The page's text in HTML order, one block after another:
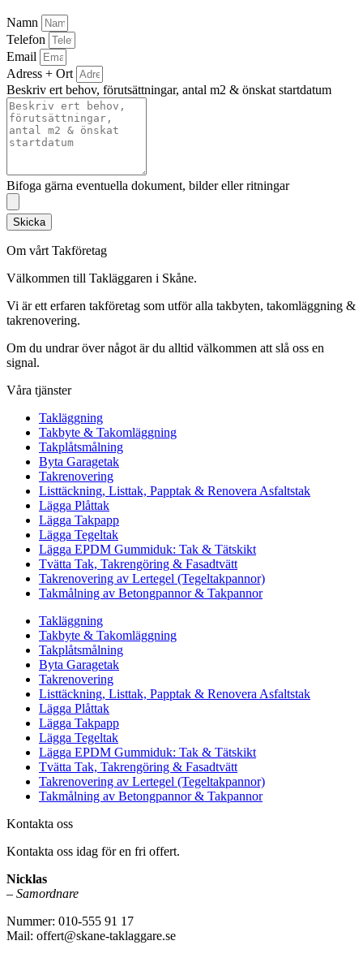
Namn
Telefon
Email
Adress + Ort
Beskriv ert behov, förutsättningar, antal m2 & önskat startdatum
Bifoga gärna eventuella dokument, bilder eller ritningar
Skicka
Om vårt Takföretag
Välkommen till Takläggaren i Skåne.
Vi är ett erfaren takföretag som utför alla takbyten, takomläggning &
takrenovering.
Om du undrar över något är du alltid välkommen att slå oss en
signal.
Våra tjänster
Takläggning
Takbyte & Takomläggning
Takplåtsmålning
Byta Garagetak
Takrenovering
Listtäckning, Listtak, Papptak & Renovera Asfaltstak
Lägga Plåttak
Lägga Takpapp
Lägga Tegeltak
Lägga EPDM Gummiduk: Tak & Tätskikt
Tvätta Tak, Takrengöring & Fasadtvätt
Takrenovering av Lertegel (Tegeltakpannor)
Takmålning av Betongpannor & Takpannor
Takläggning
Takbyte & Takomläggning
Takplåtsmålning
Byta Garagetak
Takrenovering
Listtäckning, Listtak, Papptak & Renovera Asfaltstak
Lägga Plåttak
Lägga Takpapp
Lägga Tegeltak
Lägga EPDM Gummiduk: Tak & Tätskikt
Tvätta Tak, Takrengöring & Fasadtvätt
Takrenovering av Lertegel (Tegeltakpannor)
Takmålning av Betongpannor & Takpannor
Kontakta oss
Kontakta oss idag för en fri offert.
Nicklas
– Samordnare
Nummer: 010-555 91 17
Mail: offert@skane-taklaggare.se